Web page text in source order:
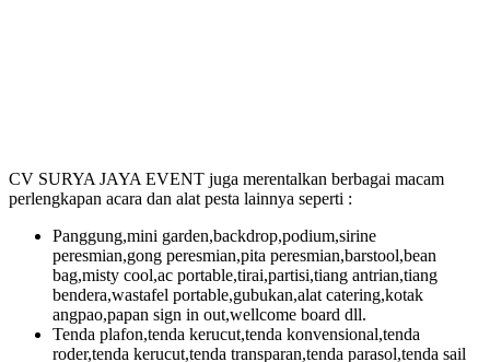
CV SURYA JAYA EVENT juga merentalkan berbagai macam
perlengkapan acara dan alat pesta lainnya seperti :
Panggung,mini garden,backdrop,podium,sirine
peresmian,gong peresmian,pita peresmian,barstool,bean
bag,misty cool,ac portable,tirai,partisi,tiang antrian,tiang
bendera,wastafel portable,gubukan,alat catering,kotak
angpao,papan sign in out,wellcome board dll.
Tenda plafon,tenda kerucut,tenda konvensional,tenda
roder,tenda kerucut,tenda transparan,tenda parasol,tenda sail